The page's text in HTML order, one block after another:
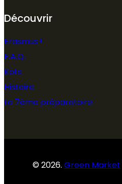
Découvrir
Erasmus+
F.A.Q.
Kots
Histoire
La 7ème préparatoire
© 2026. Green Market